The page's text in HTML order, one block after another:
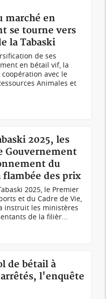
marché en
se tourne vers
la Tabaski
de ses
en bétail vif, la
coopération avec le
Animales et
2025, les
Gouvernement
du
des prix
2025, le Premier
et du Cadre de Vie,
instruit les ministères
de la filièr...
de bétail à
l'enquête